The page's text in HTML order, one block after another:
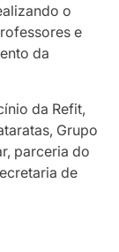
o
e
da
da Refit,
Grupo
parceria do
de